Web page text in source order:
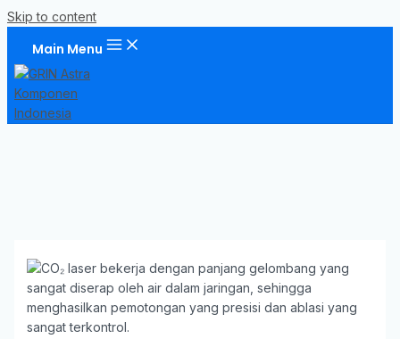
Skip to content
Main Menu